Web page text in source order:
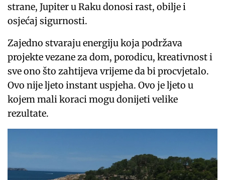
strane, Jupiter u Raku donosi rast, obilje i
osjećaj sigurnosti.
Zajedno stvaraju energiju koja podržava
projekte vezane za dom, porodicu, kreativnost i
sve ono što zahtijeva vrijeme da bi procvjetalo.
Ovo nije ljeto instant uspjeha. Ovo je ljeto u
kojem mali koraci mogu donijeti velike
rezultate.